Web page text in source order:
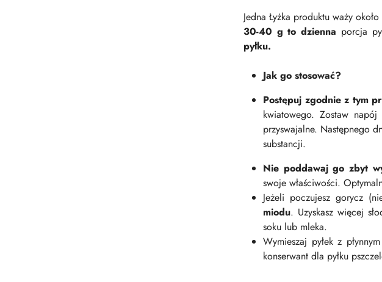
Jedna Łyżka produktu waży
30-40 g to dzienna porcja
pyłku.
Jak go stosować?
Postępuj zgodnie z tym
kwiatowego. Zostaw
przyswajalne. Następnego
substancji.
Nie poddawaj go zbyt
swoje właściwości.
Jeżeli poczujesz gorycz
miodu. Uzyskasz więcej
soku lub mleka.
Wymieszaj pyłek z
konserwant dla pyłku